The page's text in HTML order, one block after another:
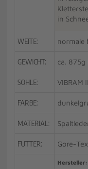
in
WEITE: normale
GEWICHT: ca. 875g
SOHLE: VIBRAM
FARBE:
MATERIAL:
FUTTER: Gore-Tex
Hersteller: